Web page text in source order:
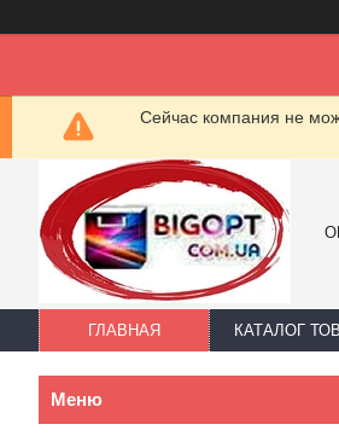
Сейчас компания не
ГЛАВНАЯ КАТАЛОГ